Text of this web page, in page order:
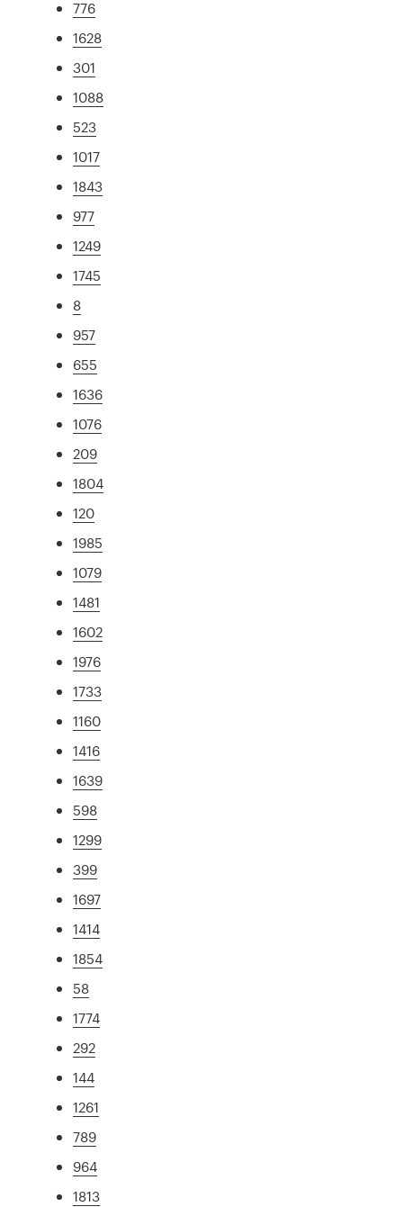
776
1628
301
1088
523
1017
1843
977
1249
1745
8
957
655
1636
1076
209
1804
120
1985
1079
1481
1602
1976
1733
1160
1416
1639
598
1299
399
1697
1414
1854
58
1774
292
144
1261
789
964
1813